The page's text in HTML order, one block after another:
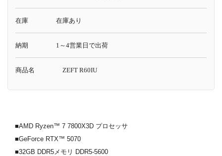
在庫 在庫あり
納期 1～4営業日で出荷
商品名 ZEFT R60IU
■AMD Ryzen™ 7 7800X3D プロセッサ
■GeForce RTX™ 5070
■32GB DDR5メモリ DDR5-5600